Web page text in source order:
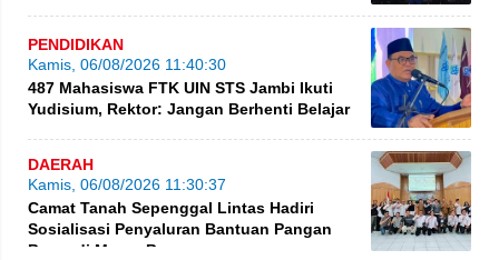
PENDIDIKAN
Kamis, 06/08/2026 11:40:30
487 Mahasiswa FTK UIN STS Jambi Ikuti
Yudisium, Rektor: Jangan Berhenti Belajar
DAERAH
Kamis, 06/08/2026 11:30:37
Camat Tanah Sepenggal Lintas Hadiri
Sosialisasi Penyaluran Bantuan Pangan
Beras di Muara Bungo